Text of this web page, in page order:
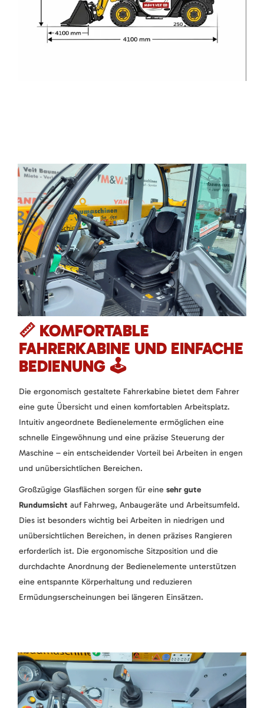
📏 KOMFORTABLE
FAHRERKABINE UND EINFACHE
BEDIENUNG 🕹️
Die ergonomisch gestaltete Fahrerkabine bietet dem Fahrer
eine gute Übersicht und einen komfortablen Arbeitsplatz.
Intuitiv angeordnete Bedienelemente ermöglichen eine
schnelle Eingewöhnung und eine präzise Steuerung der
Maschine – ein entscheidender Vorteil bei Arbeiten in engen
und unübersichtlichen Bereichen.
Großzügige Glasflächen sorgen für eine sehr gute
Rundumsicht auf Fahrweg, Anbaugeräte und Arbeitsumfeld.
Dies ist besonders wichtig bei Arbeiten in niedrigen und
unübersichtlichen Bereichen, in denen präzises Rangieren
erforderlich ist. Die ergonomische Sitzposition und die
durchdachte Anordnung der Bedienelemente unterstützen
eine entspannte Körperhaltung und reduzieren
Ermüdungserscheinungen bei längeren Einsätzen.